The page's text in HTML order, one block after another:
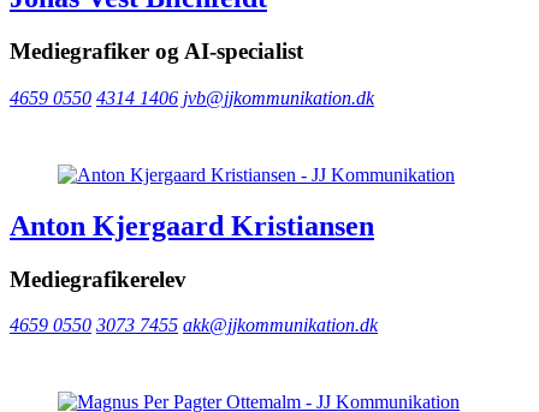
Mediegrafiker og AI-specialist
4659 0550 4314 1406 jvb@jjkommunikation.dk
Anton Kjergaard Kristiansen
Mediegrafikerelev
4659 0550 3073 7455 akk@jjkommunikation.dk